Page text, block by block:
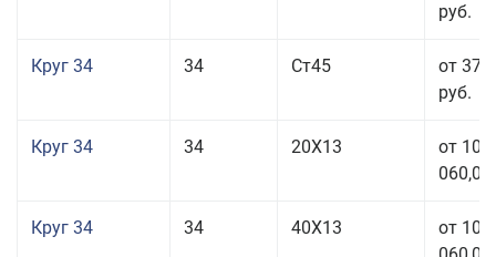
руб.
Круг 34 34 Ст45
от 37
руб.
Круг 34 34 20Х13
от 101
060,00
Круг 34 34 40Х13
от 101